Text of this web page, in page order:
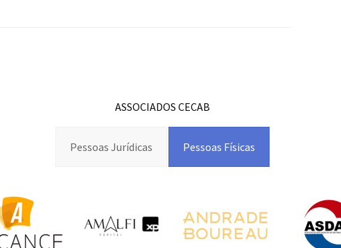
ASSOCIADOS CECAB
Pessoas Jurídicas Pessoas Físicas